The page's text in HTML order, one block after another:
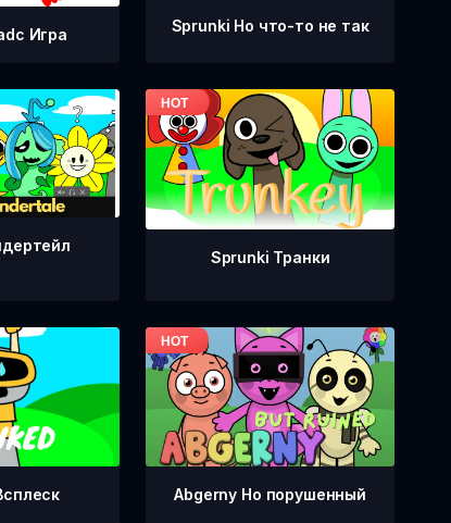
Игра
Sprunki Но что-то не так
Sprunki Транки
Abgerny Но порушенный